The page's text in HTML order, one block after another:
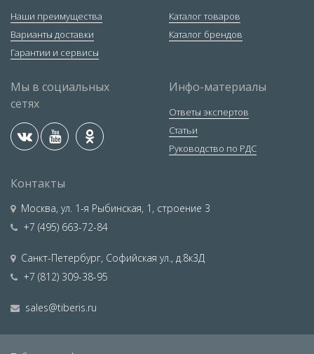
Наши преимущества
Варианты доставки
Гарантии и сервисы
Каталог товаров
Каталог брендов
Мы в социальных
сетях
Инфо-материалы
Ответы экспертов
Статьи
Руководство по РДС
Контакты
Москва, ул. 1-я Рыбинская, 1, строение 3
+7 (495) 663-72-84
Санкт-Петербург, Софийская ул., д.8к3Д
+7 (812) 309-38-95
sales@tiberis.ru